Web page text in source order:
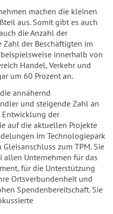
machen die kleinen
aus. Somit gibt es auch
die Anzahl der
Zahl der Beschäftigten im
innerhalb von
Handel, Verkehr und
um 60 Prozent an.
annähernd
und steigende Zahl an
Entwicklung der
auf die aktuellen Projekte
im Technologiepark
zum TPM. Sie
allen Unternehmen für das
für die Unterstützung
Ortsverbundenheit und
Spendenbereitschaft. Sie